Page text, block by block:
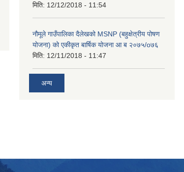
मिति: 12/12/2018 - 11:54
नौमूले गाउँपालिका दैलेखको MSNP (बहुक्षेत्रीय पोषण
योजना) को एकीकृत बार्षिक योजना आ ब २०७५/o७६
मिति: 12/11/2018 - 11:47
अन्य